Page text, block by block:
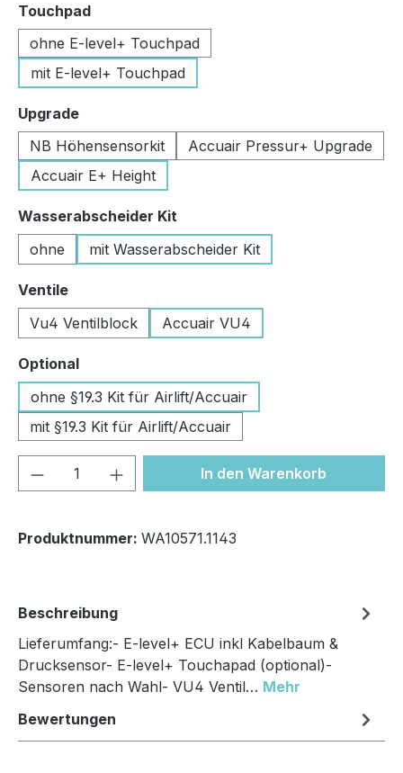
Touchpadauswählen
ohne E-level+ Touchpad
mit E-level+ Touchpad
Upgradeauswählen
NB Höhensensorkit
Accuair Pressur+ Upgrade
Accuair E+ Height
Wasserabscheider Kit
ohne
mit Wasserabscheider Kit
Ventileauswählen
Vu4 Ventilblock
Accuair VU4
Optionalauswählen
ohne §19.3 Kit für Airlift/Accuair
mit §19.3 Kit für Airlift/Accuair
Produkt Anzahl: Gib denIn den Warenkorb
Produktnummer: WA10571.1143
Beschreibung
Lieferumfang:- E-level+ ECU inkl Kabelbaum &
Drucksensor- E-level+ Touchapad (optional)-
Sensoren nach Wahl- VU4 Ventil… Mehr
Bewertungen